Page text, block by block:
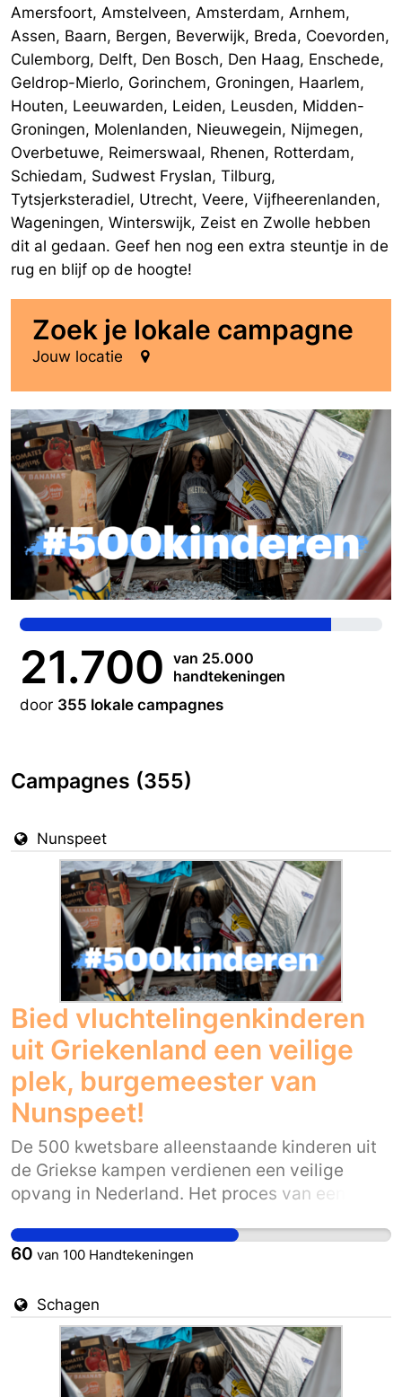
Amersfoort, Amstelveen, Amsterdam, Arnhem,
Assen, Baarn, Bergen, Beverwijk, Breda, Coevorden,
Culemborg, Delft, Den Bosch, Den Haag, Enschede,
Geldrop-Mierlo, Gorinchem, Groningen, Haarlem,
Houten, Leeuwarden, Leiden, Leusden, Midden-
Groningen, Molenlanden, Nieuwegein, Nijmegen,
Overbetuwe, Reimerswaal, Rhenen, Rotterdam,
Schiedam, Sudwest Fryslan, Tilburg,
Tytsjerksteradiel, Utrecht, Veere, Vijfheerenlanden,
Wageningen, Winterswijk, Zeist en Zwolle hebben
dit al gedaan. Geef hen nog een extra steuntje in de
rug en blijf op de hoogte!
Zoek je lokale campagne
Jouw locatie
21.700 van 25.000
handtekeningen
door 355 lokale campagnes
Campagnes (355)
Nunspeet
Bied vluchtelingenkinderen
uit Griekenland een veilige
plek, burgemeester van
Nunspeet!
De 500 kwetsbare alleenstaande kinderen uit
de Griekse kampen verdienen een veilige
opvang in Nederland. Het proces van een
en het vinden van passende opvang wordt
landelijk geregeld. Maar het kabinet moet nu
kampen in veiligheid worden gebracht.
Daarom is het belangrijk dat de burgemeester
van Nunspeet de ambitie uitspreekt om bij te
dragen aan een veilige opvangplek voor een
60 van 100 Handtekeningen
Schagen